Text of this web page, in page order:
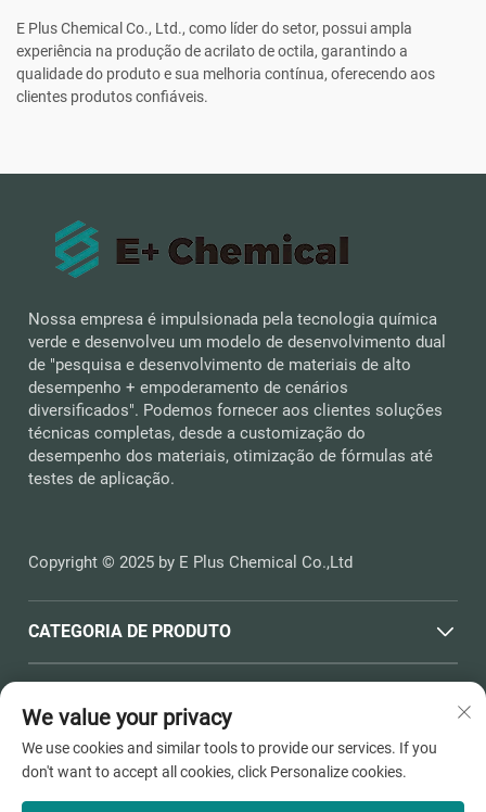
E Plus Chemical Co., Ltd., como líder do setor, possui ampla
experiência na produção de acrilato de octila, garantindo a
qualidade do produto e sua melhoria contínua, oferecendo aos
clientes produtos confiáveis.
Nossa empresa é impulsionada pela tecnologia química
verde e desenvolveu um modelo de desenvolvimento dual
de "pesquisa e desenvolvimento de materiais de alto
desempenho + empoderamento de cenários
diversificados". Podemos fornecer aos clientes soluções
técnicas completas, desde a customização do
desempenho dos materiais, otimização de fórmulas até
testes de aplicação.
Copyright © 2025 by E Plus Chemical Co.,Ltd
CATEGORIA DE PRODUTO
INFORMAÇÕES DE CONTATO
Office add : Nº 398, Haichen Road, Dushangang Town,
We value your privacy
We use cookies and similar tools to provide our services. If you
don't want to accept all cookies, click Personalize cookies.